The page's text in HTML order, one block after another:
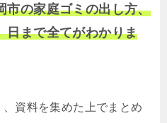
市の家庭ゴミの出し方、
日まで全てがわかりま
資料を集めた上でまとめ